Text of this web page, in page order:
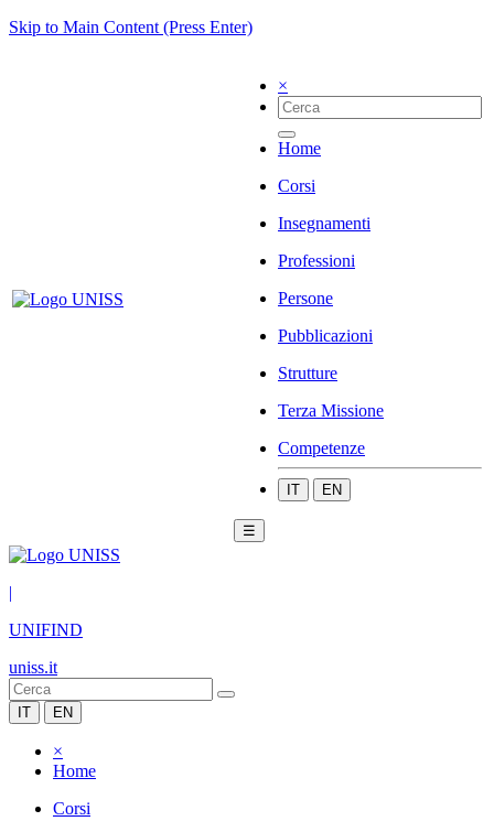
Skip to Main Content (Press Enter)
×
Home
Corsi
Insegnamenti
Professioni
Persone
Pubblicazioni
Strutture
Terza Missione
Competenze
IT EN
☰
|
UNIFIND
uniss.it
IT EN
×
Home
Corsi